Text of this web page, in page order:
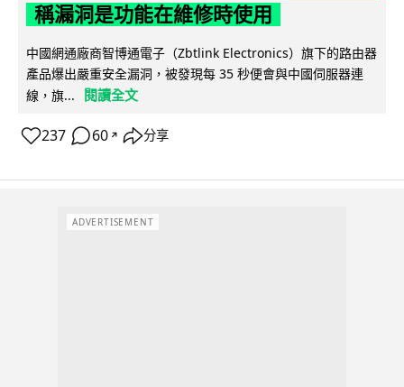
稱漏洞是功能在維修時使用
中國網通廠商智博通電子（Zbtlink Electronics）旗下的路由器
產品爆出嚴重安全漏洞，被發現每 35 秒便會與中國伺服器連
線，旗...
閱讀全文
237 60 ↗ 分享
ADVERTISEMENT